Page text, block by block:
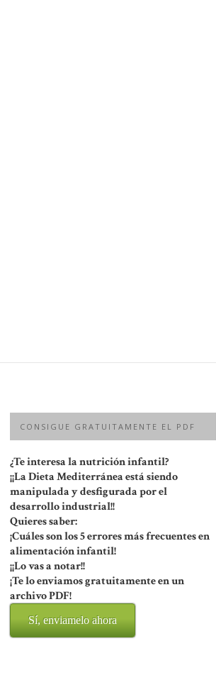
CONSIGUE GRATUITAMENTE EL PDF
¿Te interesa la nutrición infantil?
¡¡La Dieta Mediterránea está siendo
manipulada y desfigurada por el
desarrollo industrial!!
Quieres saber:
¡Cuáles son los 5 errores más frecuentes en
alimentación infantil!
¡¡Lo vas a notar!!
¡Te lo enviamos gratuitamente en un
archivo PDF!
Sí, enviamelo ahora